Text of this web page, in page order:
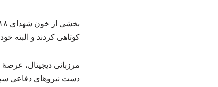
کوتاهی کردند و البته
مرزبانی دیجیتال،
دست نیروهای دفاعی